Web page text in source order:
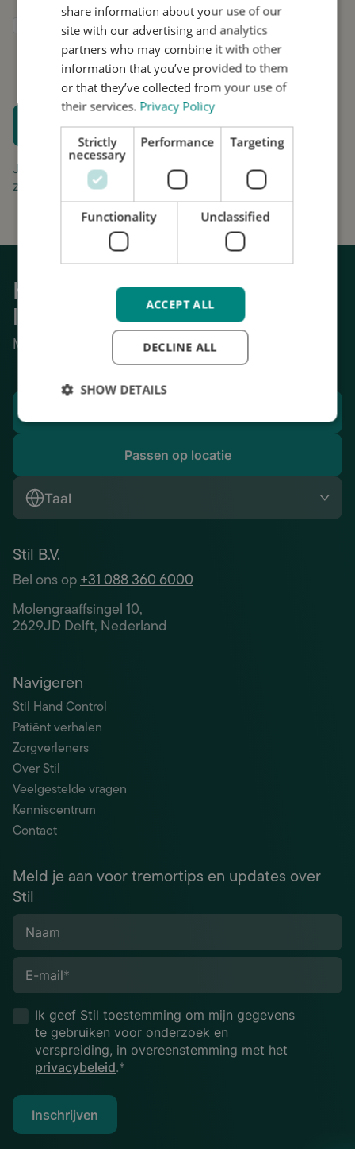
Ik geef Stil toestemming om mijn gegevens
te gebruiken voor onderzoek en
verspreiding, in overeenstemming met het
privacybeleid.*
Plan een proefpassing
Houd me op de hoogte
Jouw aanvraag is gratis en vrijblijvend. Wij gaan
zorgvuldig om met uw gegevens.
Krijg weer grip op het dagelijks
leven
Mechanische stabilisatie van tremor.
Passen op locatie
Taal
Stil B.V.
Bel ons op+31 088 360 6000
Molengraaffsingel 10,
2629JD Delft, Nederland
Navigeren
Stil Hand Control
Patiënt verhalen
Zorgverleners
Over Stil
Veelgestelde vragen
Kenniscentrum
Contact
Meld je aan voor tremortips en updates over
Stil
Naam
E-mail*
Ik geef Stil toestemming om mijn gegevens
te gebruiken voor onderzoek en
verspreiding, in overeenstemming met het
privacybeleid.*
Inschrijven
share information about your use of our
site with our advertising and analytics
partners who may combine it with other
information that you’ve provided to them
or that they’ve collected from your use of
their services. Privacy Policy
Strictly
necessary
Performance Targeting
Functionality Unclassified
ACCEPT ALL
DECLINE ALL
SHOW DETAILS